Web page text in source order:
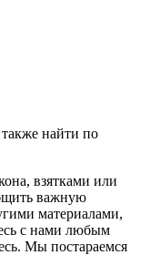
найти по
взятками или
важную
материалами,
с нами любым
Мы постараемся